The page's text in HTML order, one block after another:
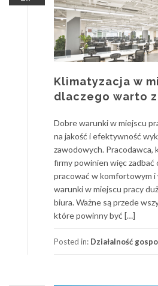
Klimatyzacja w
dlaczego warto
Dobre warunki w miejscu
na jakość i efektywność
zawodowych. Pracodawca,
firmy powinien więc
pracować w komfortowym i
warunki w miejscu pracy
biura. Ważne są przede
które powinny być […]
Posted in: Działalność